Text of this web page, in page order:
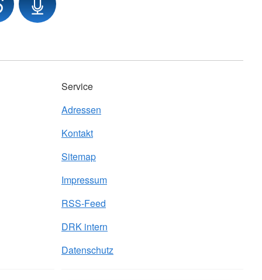
Service
Adressen
Kontakt
Sitemap
Impressum
RSS-Feed
DRK intern
Datenschutz